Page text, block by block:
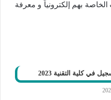
ا​لخاصة بهم إلكترونياً و معرفة
في كلية التقنية 2023